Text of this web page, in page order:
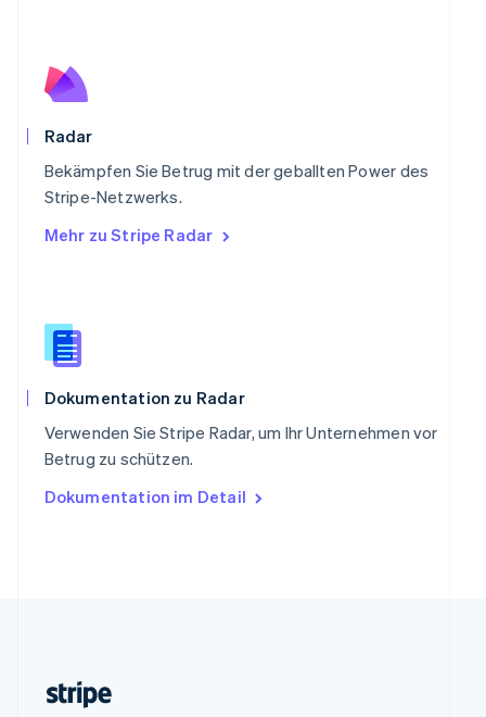
Radar
Bekämpfen Sie Betrug mit der geballten Power des
Stripe-Netzwerks.
Mehr zu Stripe Radar
Dokumentation zu Radar
Verwenden Sie Stripe Radar, um Ihr Unternehmen vor
Betrug zu schützen.
Dokumentation im Detail
Svenska
Schweiz
Singapur
English 简体中文
Slowakei
English
Slowenien
English
Spanien
Español
Thailand
Tschechische Republik
English
English